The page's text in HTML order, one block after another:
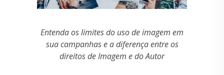
Entenda os limites do uso de imagem em
sua campanhas e a diferença entre os
direitos de Imagem e do Autor